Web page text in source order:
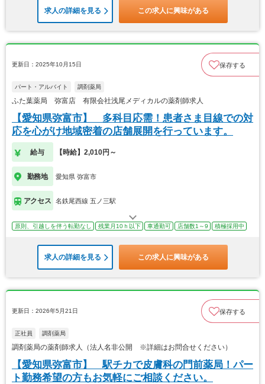
求人の詳細を見る この求人に興味がある
更新日：2025年10月15日 保存する
パート・アルバイト 調剤薬局
ふた葉薬局 弥富店 有限会社浅尾メディカルの薬剤師求人
【愛知県弥富市】 多科目応需！患者さま目線での対
応を心がけ地域密着の店舗展開を行っています。
給与 【時給】2,010円～
勤務地 愛知県 弥富市
アクセス 名鉄尾西線 五ノ三駅
原則、引越しを伴う転勤なし 残業月10ｈ以下 車通勤可 店舗数1～9 積極採用中
求人の詳細を見る この求人に興味がある
更新日：2026年5月21日 保存する
正社員 調剤薬局
調剤薬局の薬剤師求人（法人名非公開 ※詳細はお問合せください）
【愛知県弥富市】 駅チカで皮膚科の門前薬局！パー
ト勤務希望の方もお気軽にご相談ください。